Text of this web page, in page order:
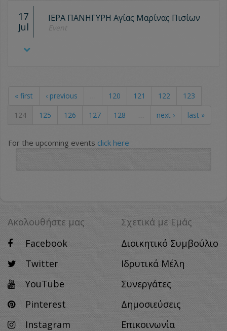
17
Jul
ΙΕΡΑ ΠΑΝΗΓΥΡΗ Αγίας Μαρίνας Πισίων
Event
« first ‹ previous … 120 121 122
123
124
125 126 127 128 … next › last »
For the upcoming events click here
Ακολουθήστε μας
Facebook
Twitter
YouTube
Pinterest
Instagram
Σχετικά με Eμάς
Διοικητικό Συμβούλιο
Ιδρυτικά Μέλη
Συνεργάτες
Δημοσιεύσεις
Επικοινωνία